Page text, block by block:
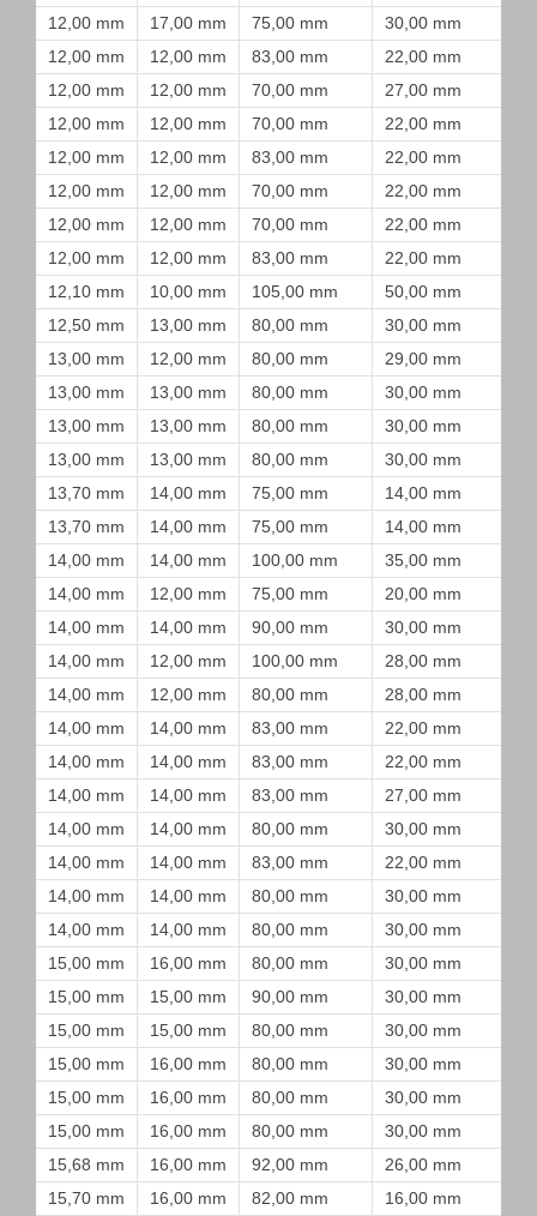
12,00 mm
17,00 mm 75,00 mm
30,00 mm
12,00 mm
12,00 mm 83,00 mm
22,00 mm
12,00 mm
12,00 mm 70,00 mm
27,00 mm
12,00 mm
12,00 mm 70,00 mm
22,00 mm
12,00 mm
12,00 mm 83,00 mm
22,00 mm
12,00 mm
12,00 mm 70,00 mm
22,00 mm
12,00 mm
12,00 mm 70,00 mm
22,00 mm
12,00 mm
12,00 mm 83,00 mm
22,00 mm
12,10 mm
10,00 mm 105,00 mm
50,00 mm
12,50 mm
13,00 mm 80,00 mm
30,00 mm
13,00 mm
12,00 mm 80,00 mm
29,00 mm
13,00 mm
13,00 mm 80,00 mm
30,00 mm
13,00 mm
13,00 mm 80,00 mm
30,00 mm
13,00 mm
13,00 mm 80,00 mm
30,00 mm
13,70 mm
14,00 mm 75,00 mm
14,00 mm
13,70 mm
14,00 mm 75,00 mm
14,00 mm
14,00 mm
14,00 mm 100,00 mm
35,00 mm
14,00 mm
12,00 mm 75,00 mm
20,00 mm
14,00 mm
14,00 mm 90,00 mm
30,00 mm
14,00 mm
12,00 mm 100,00 mm
28,00 mm
14,00 mm
12,00 mm 80,00 mm
28,00 mm
14,00 mm
14,00 mm 83,00 mm
22,00 mm
14,00 mm
14,00 mm 83,00 mm
22,00 mm
14,00 mm
14,00 mm 83,00 mm
27,00 mm
14,00 mm
14,00 mm 80,00 mm
30,00 mm
14,00 mm
14,00 mm 83,00 mm
22,00 mm
14,00 mm
14,00 mm 80,00 mm
30,00 mm
14,00 mm
14,00 mm 80,00 mm
30,00 mm
15,00 mm
16,00 mm 80,00 mm
30,00 mm
15,00 mm
15,00 mm 90,00 mm
30,00 mm
15,00 mm
15,00 mm 80,00 mm
30,00 mm
15,00 mm
16,00 mm 80,00 mm
30,00 mm
15,00 mm
16,00 mm 80,00 mm
30,00 mm
15,00 mm
16,00 mm 80,00 mm
30,00 mm
15,68 mm
16,00 mm 92,00 mm
26,00 mm
15,70 mm
16,00 mm 82,00 mm 16,00 mm